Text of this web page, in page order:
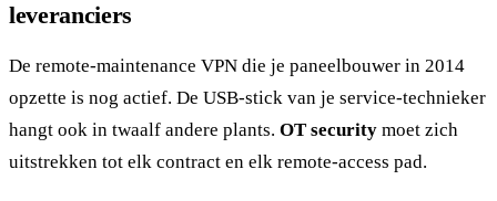
leveranciers
De remote-maintenance VPN die je paneelbouwer in 2014
opzette is nog actief. De USB-stick van je service-technieker
hangt ook in twaalf andere plants. OT security moet zich
uitstrekken tot elk contract en elk remote-access pad.